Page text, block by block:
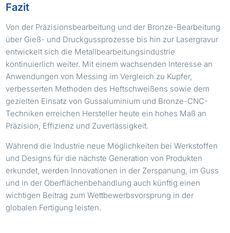
Fazit
Von der Präzisionsbearbeitung und der Bronze-Bearbeitung
über Gieß- und Druckgussprozesse bis hin zur Lasergravur
entwickelt sich die Metallbearbeitungsindustrie
kontinuierlich weiter. Mit einem wachsenden Interesse an
Anwendungen von Messing im Vergleich zu Kupfer,
verbesserten Methoden des Heftschweißens sowie dem
gezielten Einsatz von Gussaluminium und Bronze-CNC-
Techniken erreichen Hersteller heute ein hohes Maß an
Präzision, Effizienz und Zuverlässigkeit.
Während die Industrie neue Möglichkeiten bei Werkstoffen
und Designs für die nächste Generation von Produkten
erkundet, werden Innovationen in der Zerspanung, im Guss
und in der Oberflächenbehandlung auch künftig einen
wichtigen Beitrag zum Wettbewerbsvorsprung in der
globalen Fertigung leisten.